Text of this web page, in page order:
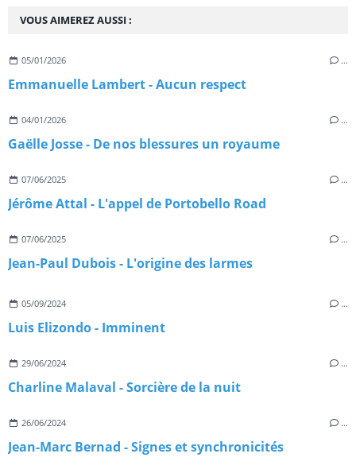
VOUS AIMEREZ AUSSI :
05/01/2026 …
Emmanuelle Lambert - Aucun respect
04/01/2026 …
Gaëlle Josse - De nos blessures un royaume
07/06/2025 …
Jérôme Attal - L'appel de Portobello Road
07/06/2025 …
Jean-Paul Dubois - L'origine des larmes
05/09/2024 …
Luis Elizondo - Imminent
29/06/2024 …
Charline Malaval - Sorcière de la nuit
26/06/2024 …
Jean-Marc Bernad - Signes et synchronicités